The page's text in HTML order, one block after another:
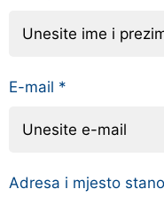
E-mail *
Adresa i mjesto